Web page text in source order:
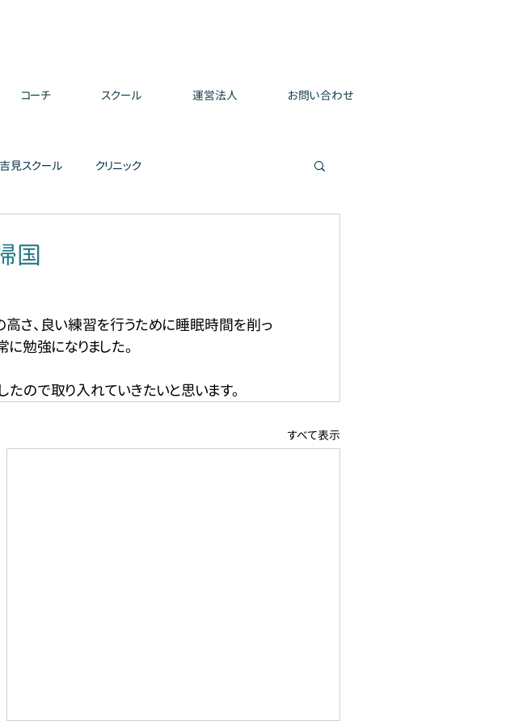
吉見スクール クリニック
国
さ、良い練習を行うために睡眠時間を削っ
勉強になりました。
ので取り入れていきたいと思います。
すべて表示
コーチ スクール 運営法人 お問い合わせ